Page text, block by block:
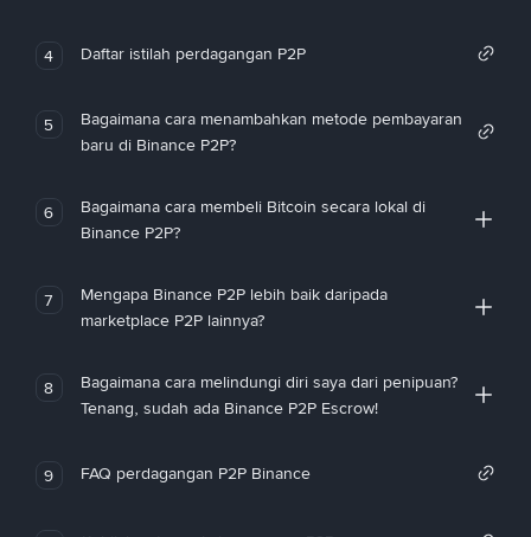
4 Daftar istilah perdagangan P2P
5
Bagaimana cara menambahkan metode pembayaran
baru di Binance P2P?
6
Bagaimana cara membeli Bitcoin secara lokal di
Binance P2P?
7
Mengapa Binance P2P lebih baik daripada
marketplace P2P lainnya?
8
Bagaimana cara melindungi diri saya dari penipuan?
Tenang, sudah ada Binance P2P Escrow!
9 FAQ perdagangan P2P Binance